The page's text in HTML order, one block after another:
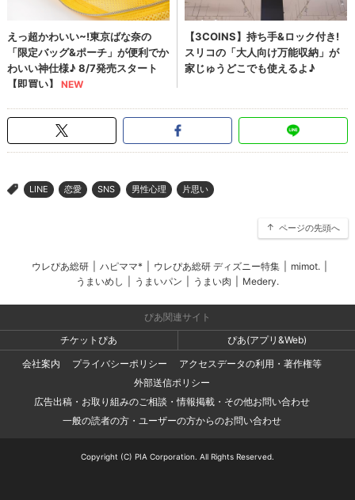
> LINE 恋愛 SNS 男性心理 片思い
ページの先頭へ
ウレぴあ総研 ハピママ* ウレぴあ総研 ディズニー特集 mimot.
うまいめし
うまいパン うまい肉 Medery.
ぴあ関連サイト
チケットぴあ
ぴあ(アプリ&Web)
会社案内
プライバシーポリシー
アクセスデータの利用・著作権等
外部送信ポリシー
広告出稿・お取り組みのご相談・情報掲載・その他お問い合わせ
一般の読者の方・ユーザーの方からのお問い合わせ
Copyright (C) PIA Corporation. All Rights Reserved.